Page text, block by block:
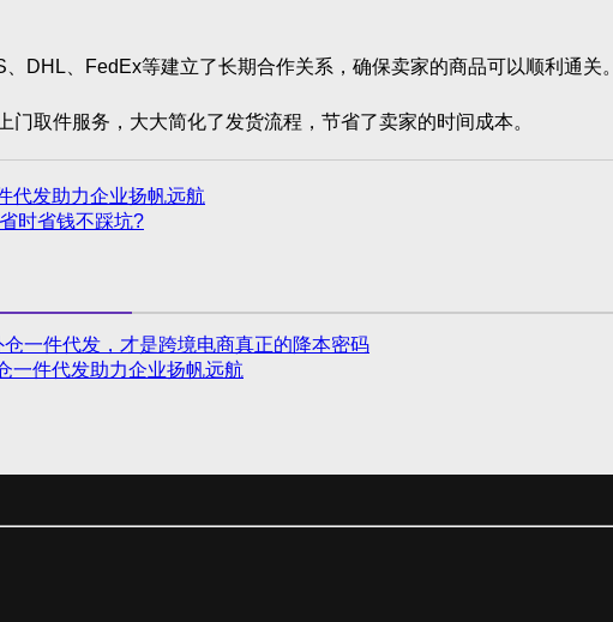
、FedEx等建立了长期合作关系，确保卖家的商品可以顺利通关。
取件服务，大大简化了发货流程，节省了卖家的时间成本。
代发助力企业扬帆远航
时省钱不踩坑?
一件代发，才是跨境电商真正的降本密码
一件代发助力企业扬帆远航